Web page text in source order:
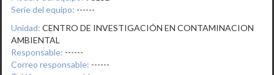
Serie del equipo: ------
Unidad: CENTRO DE INVESTIGACIÓN EN CONTAMINACION
AMBIENTAL
Responsable: ------
Correo responsable: ------